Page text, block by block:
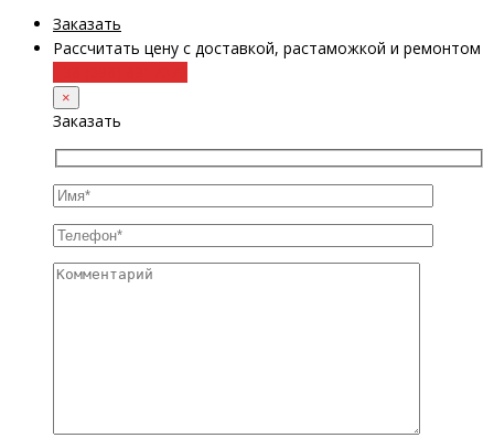
Заказать
Рассчитать цену с доставкой, растаможкой и ремонтом
×
Заказать